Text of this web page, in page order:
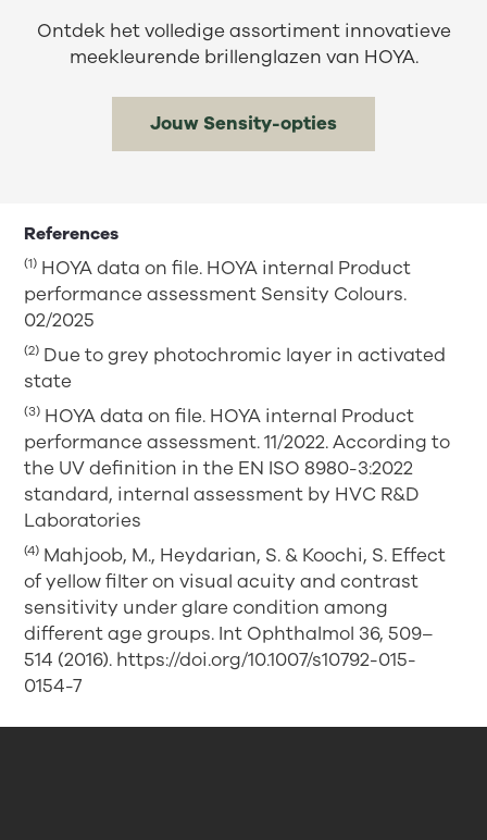
Ontdek het volledige assortiment innovatieve
meekleurende brillenglazen van HOYA.
Jouw Sensity-opties
References
(1) HOYA data on file. HOYA internal Product
performance assessment Sensity Colours.
02/2025
(2) Due to grey photochromic layer in activated
state
(3) HOYA data on file. HOYA internal Product
performance assessment. 11/2022. According to
the UV definition in the EN ISO 8980-3:2022
standard, internal assessment by HVC R&D
Laboratories
(4) Mahjoob, M., Heydarian, S. & Koochi, S. Effect
of yellow filter on visual acuity and contrast
sensitivity under glare condition among
different age groups. Int Ophthalmol 36, 509–
514 (2016). https://doi.org/10.1007/s10792-015-
0154-7